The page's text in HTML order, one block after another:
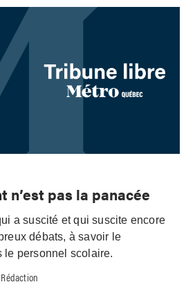
n’est pas la panacée
a suscité et qui suscite encore
débats, à savoir le
le personnel scolaire.